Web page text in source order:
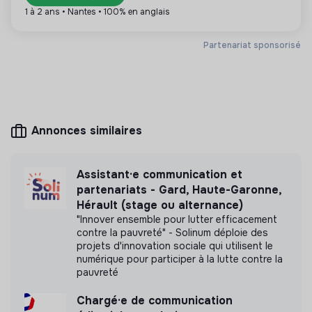
renforcer la coordination et la cohérence globale
Dans le cas d’un contrat d’alternance de 2 ans, le
Mesure d'impact
Médecins sans Frontières France n'a pas encore
transmis de mesure d'impact
Partenariat sponsorisé
1 à 2 ans • Nantes • 100% en anglais
Annonces similaires
Assistant·e communication et
partenariats - Gard, Haute-Garonne,
Hérault (stage ou alternance)
"Innover ensemble pour lutter efficacement
contre la pauvreté" - Solinum déploie des
projets d'innovation sociale qui utilisent le
numérique pour participer à la lutte contre la
pauvreté
Chargé·e de communication